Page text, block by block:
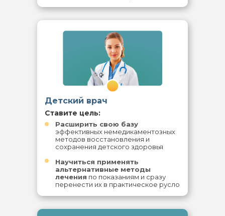
Расширить свою базу
эффективных немедикаментозных
методов восстановления и
сохранения детского здоровья
Научиться применять
альтернативные методы
лечения по показаниям и сразу
перенести их в практическое русло
Ставите цель:
Детский врач